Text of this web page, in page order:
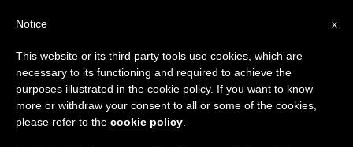
x
Notice
This website or its third party tools use cookies, which are
necessary to its functioning and required to achieve the
purposes illustrated in the cookie policy. If you want to know
more or withdraw your consent to all or some of the cookies,
please refer to the cookie policy